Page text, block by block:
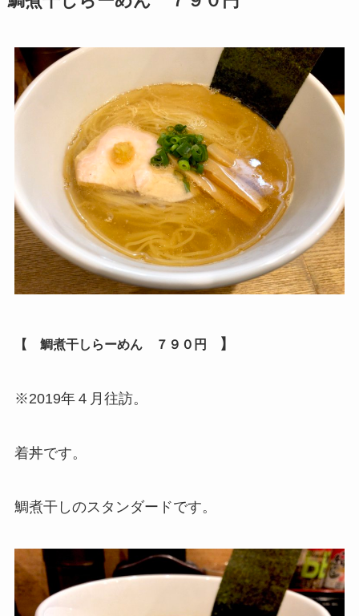
【 鯛煮干しらーめん ７９０ 円 】
※2019年４月往訪。
着丼です。
鯛煮干しのスタンダードです。